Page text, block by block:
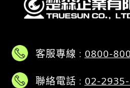
客服專線 : 0800-
聯絡電話 : 02-